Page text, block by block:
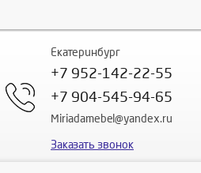
Екатеринбург
+7 952-142-22-55
+7 904-545-94-65
Miriadamebel@yandex.ru
Заказать звонок